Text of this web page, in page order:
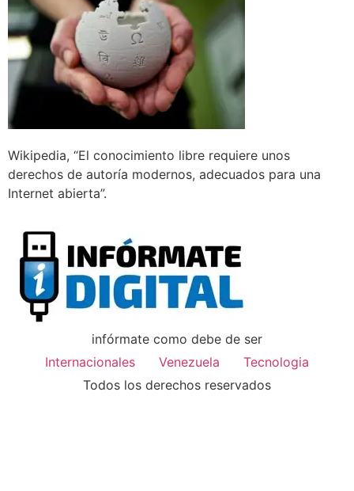
Wikipedia, “El conocimiento libre requiere unos
derechos de autoría modernos, adecuados para una
Internet abierta”.
infórmate como debe de ser
Internacionales
Venezuela
Tecnologia
Todos los derechos reservados